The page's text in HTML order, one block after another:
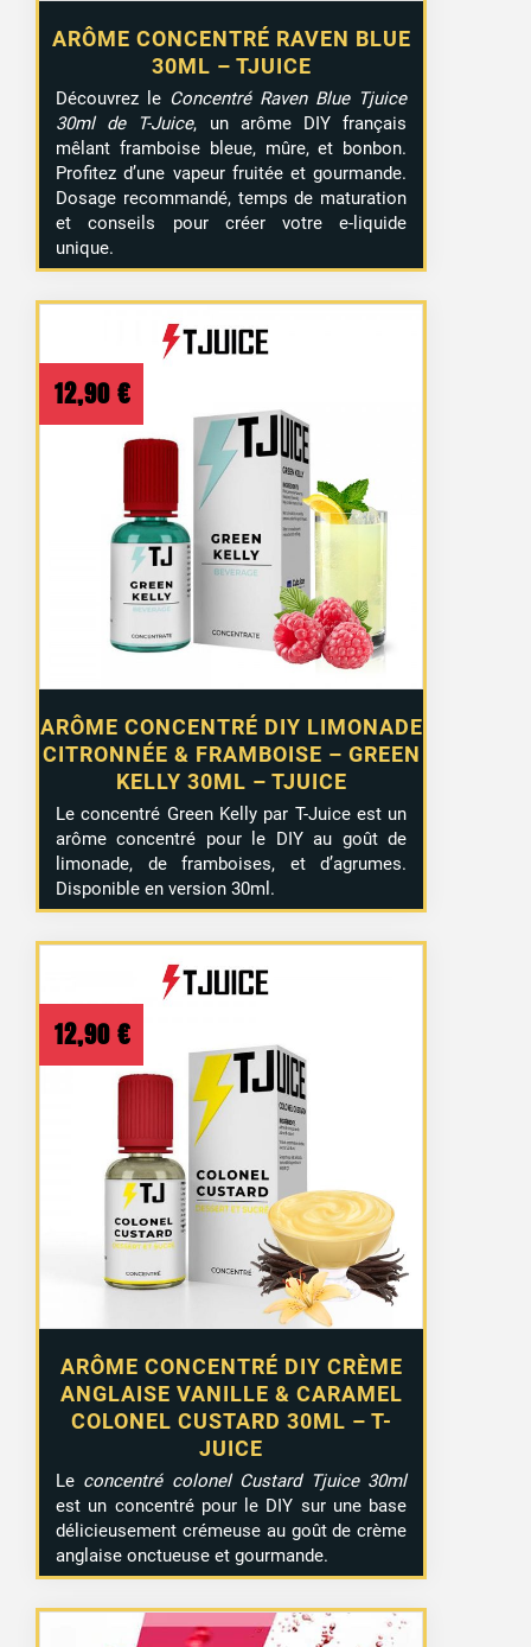
ARÔME CONCENTRÉ RAVEN BLUE
30ML – TJUICE
Découvrez le Concentré Raven Blue Tjuice
30ml de T-Juice, un arôme DIY français
mêlant framboise bleue, mûre, et bonbon.
Profitez d’une vapeur fruitée et gourmande.
Dosage recommandé, temps de maturation
et conseils pour créer votre e-liquide
unique.
ARÔME CONCENTRÉ DIY LIMONADE
CITRONNÉE & FRAMBOISE – GREEN
KELLY 30ML – TJUICE
12,90 €
Le concentré Green Kelly par T-Juice est un
arôme concentré pour le DIY au goût de
limonade, de framboises, et d’agrumes.
Disponible en version 30ml.
ARÔME CONCENTRÉ DIY CRÈME
ANGLAISE VANILLE & CARAMEL
COLONEL CUSTARD 30ML – T-
JUICE
12,90 €
Le concentré colonel Custard Tjuice 30ml
est un concentré pour le DIY sur une base
délicieusement crémeuse au goût de crème
anglaise onctueuse et gourmande.